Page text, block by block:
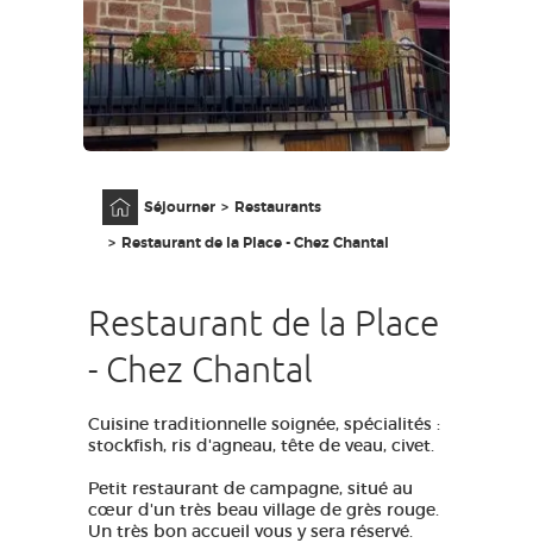
MA SÉLECTION
FR
Séjourner
Restaurants
Restaurant de la Place - Chez Chantal
Restaurant de la Place
- Chez Chantal
Cuisine traditionnelle soignée, spécialités :
stockfish, ris d'agneau, tête de veau, civet.
Petit restaurant de campagne, situé au
cœur d'un très beau village de grès rouge.
Un très bon accueil vous y sera réservé.